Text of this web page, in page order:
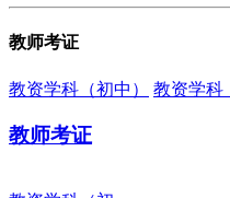
教师考证
教资学科（初中） 教资学科
教师考证